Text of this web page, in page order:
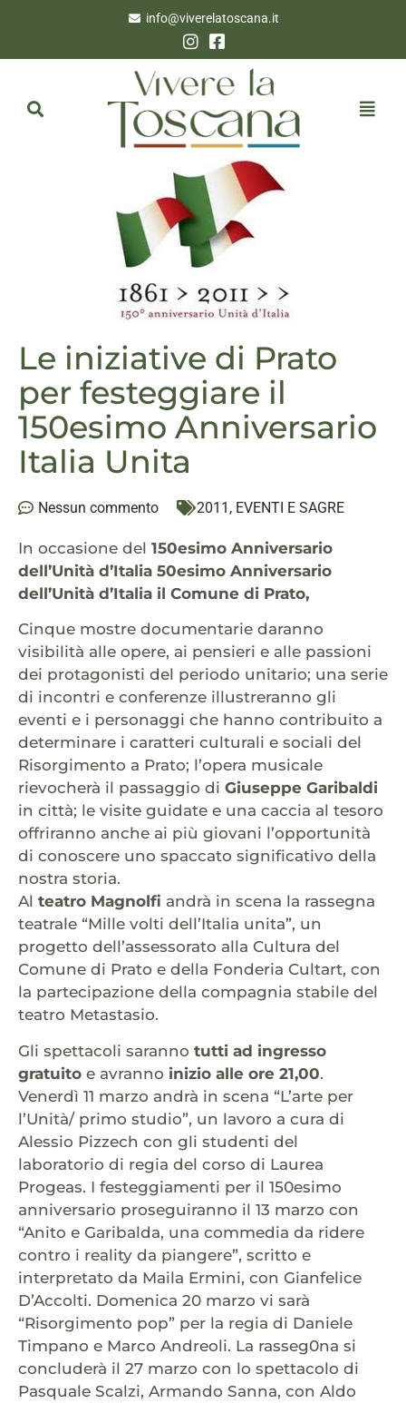
info@viverelatoscana.it
Le iniziative di Prato
per festeggiare il
150esimo Anniversario
Italia Unita
Nessun commento 2011 , EVENTI E SAGRE
In occasione del 150esimo Anniversario
dell’Unità d’Italia 50esimo Anniversario
dell’Unità d’Italia il Comune di Prato,
Cinque mostre documentarie daranno
visibilità alle opere, ai pensieri e alle passioni
dei protagonisti del periodo unitario; una serie
di incontri e conferenze illustreranno gli
eventi e i personaggi che hanno contribuito a
determinare i caratteri culturali e sociali del
Risorgimento a Prato; l’opera musicale
rievocherà il passaggio di Giuseppe Garibaldi
in città; le visite guidate e una caccia al tesoro
offriranno anche ai più giovani l’opportunità
di conoscere uno spaccato significativo della
nostra storia.
Al teatro Magnolfi andrà in scena la rassegna
teatrale “Mille volti dell’Italia unita”, un
progetto dell’assessorato alla Cultura del
Comune di Prato e della Fonderia Cultart, con
la partecipazione della compagnia stabile del
teatro Metastasio.
Gli spettacoli saranno tutti ad ingresso
gratuito e avranno inizio alle ore 21,00.
Venerdì 11 marzo andrà in scena “L’arte per
l’Unità/ primo studio”, un lavoro a cura di
Alessio Pizzech con gli studenti del
laboratorio di regia del corso di Laurea
Progeas. I festeggiamenti per il 150esimo
anniversario proseguiranno il 13 marzo con
“Anito e Garibalda, una commedia da ridere
contro i reality da piangere”, scritto e
interpretato da Maila Ermini, con Gianfelice
D’Accolti. Domenica 20 marzo vi sarà
“Risorgimento pop” per la regia di Daniele
Timpano e Marco Andreoli. La rasseg0na si
concluderà il 27 marzo con lo spettacolo di
Pasquale Scalzi, Armando Sanna, con Aldo